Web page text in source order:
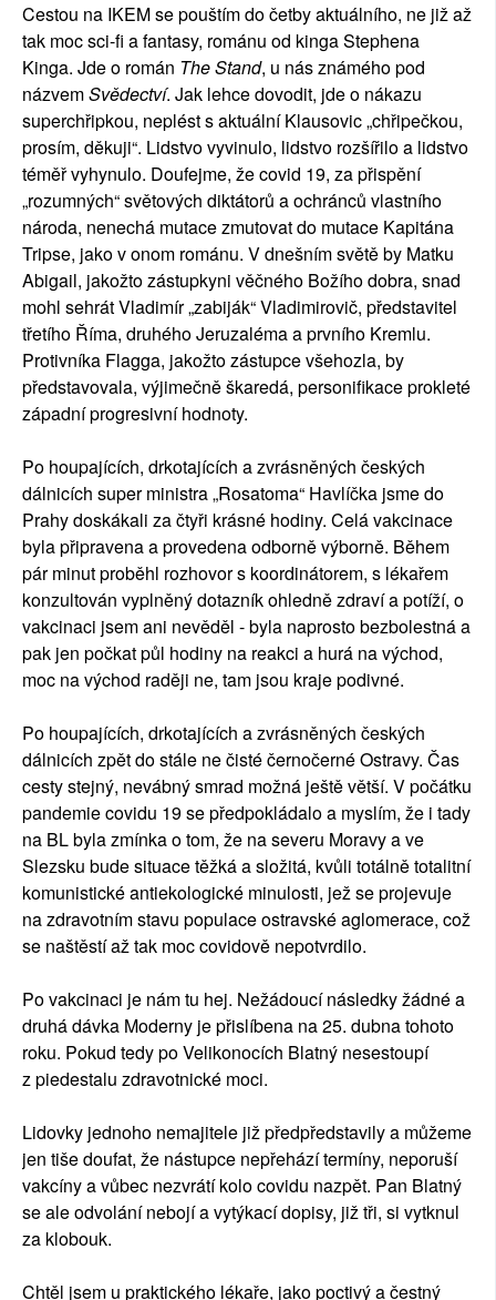
Cestou na IKEM se pouštím do četby aktuálního, ne již až
tak moc sci-fi a fantasy, románu od kinga Stephena
Kinga. Jde o román The Stand, u nás známého pod
názvemSvědectví. Jak lehce dovodit, jde o nákazu
superchřipkou, neplést s aktuální Klausovic „chřipečkou,
prosím, děkuji“. Lidstvo vyvinulo, lidstvo rozšířilo a lidstvo
téměř vyhynulo. Doufejme, že covid 19, za přispění
„rozumných“ světových diktátorů a ochránců vlastního
národa, nenechá mutace zmutovat do mutace Kapitána
Tripse, jako v onom románu. V dnešním světě by Matku
Abigail, jakožto zástupkyni věčného Božího dobra, snad
mohl sehrát Vladimír „zabiják“ Vladimirovič, představitel
třetího Říma, druhého Jeruzaléma a prvního Kremlu.
Protivníka Flagga, jakožto zástupce všehozla, by
představovala, výjimečně škaredá, personifikace prokleté
západní progresivní hodnoty.
Po houpajících, drkotajících a zvrásněných českých
dálnicích super ministra „Rosatoma“ Havlíčka jsme do
Prahy doskákali za čtyři krásné hodiny. Celá vakcinace
byla připravena a provedena odborně výborně. Během
pár minut proběhl rozhovor s koordinátorem, s lékařem
konzultován vyplněný dotazník ohledně zdraví a potíží, o
vakcinaci jsem ani nevěděl - byla naprosto bezbolestná a
pak jen počkat půl hodiny na reakci a hurá na východ,
moc na východ raději ne, tam jsou kraje podivné.
Po houpajících, drkotajících a zvrásněných českých
dálnicích zpět do stále ne čisté černočerné Ostravy. Čas
cesty stejný, nevábný smrad možná ještě větší. V počátku
pandemie covidu 19 se předpokládalo a myslím, že i tady
na BL byla zmínka o tom, že na severu Moravy a ve
Slezsku bude situace těžká a složitá, kvůli totálně totalitní
komunistické antiekologické minulosti, jež se projevuje
na zdravotním stavu populace ostravské aglomerace, což
se naštěstí až tak moc covidově nepotvrdilo.
Po vakcinaci je nám tu hej. Nežádoucí následky žádné a
druhá dávka Moderny je přislíbena na 25. dubna tohoto
roku. Pokud tedy po Velikonocích Blatný nesestoupí
z piedestalu zdravotnické moci.
Lidovky jednoho nemajitele již předpředstavily a můžeme
jen tiše doufat, že nástupce nepřehází termíny, neporuší
vakcíny a vůbec nezvrátí kolo covidu nazpět. Pan Blatný
se ale odvolání nebojí a vytýkací dopisy, již tři, si vytknul
za klobouk.
Chtěl jsem u praktického lékaře, jako poctivý a čestný